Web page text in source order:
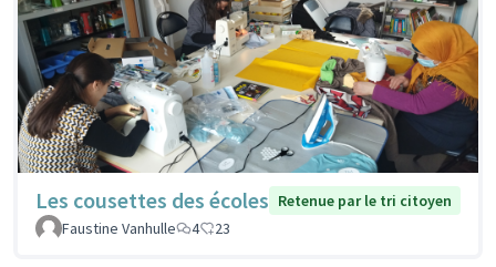
Les cousettes des écoles Retenue par le tri citoyen
Faustine Vanhulle
4 23